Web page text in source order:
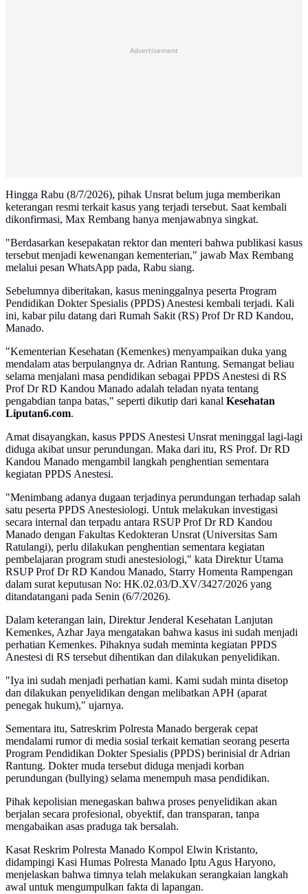
Advertisement
Hingga Rabu (8/7/2026), pihak Unsrat belum juga memberikan
keterangan resmi terkait kasus yang terjadi tersebut. Saat kembali
dikonfirmasi, Max Rembang hanya menjawabnya singkat.
"Berdasarkan kesepakatan rektor dan menteri bahwa publikasi kasus
tersebut menjadi kewenangan kementerian," jawab Max Rembang
melalui pesan WhatsApp pada, Rabu siang.
Sebelumnya diberitakan, kasus meninggalnya peserta Program
Pendidikan Dokter Spesialis (PPDS) Anestesi kembali terjadi. Kali
ini, kabar pilu datang dari Rumah Sakit (RS) Prof Dr RD Kandou,
Manado.
"Kementerian Kesehatan (Kemenkes) menyampaikan duka yang
mendalam atas berpulangnya dr. Adrian Rantung. Semangat beliau
selama menjalani masa pendidikan sebagai PPDS Anestesi di RS
Prof Dr RD Kandou Manado adalah teladan nyata tentang
pengabdian tanpa batas," seperti dikutip dari kanal Kesehatan
Liputan6.com.
Amat disayangkan, kasus PPDS Anestesi Unsrat meninggal lagi-lagi
diduga akibat unsur perundungan. Maka dari itu, RS Prof. Dr RD
Kandou Manado mengambil langkah penghentian sementara
kegiatan PPDS Anestesi.
"Menimbang adanya dugaan terjadinya perundungan terhadap salah
satu peserta PPDS Anestesiologi. Untuk melakukan investigasi
secara internal dan terpadu antara RSUP Prof Dr RD Kandou
Manado dengan Fakultas Kedokteran Unsrat (Universitas Sam
Ratulangi), perlu dilakukan penghentian sementara kegiatan
pembelajaran program studi anestesiologi," kata Direktur Utama
RSUP Prof Dr RD Kandou Manado, Starry Homenta Rampengan
dalam surat keputusan No: HK.02.03/D.XV/3427/2026 yang
ditandatangani pada Senin (6/7/2026).
Dalam keterangan lain, Direktur Jenderal Kesehatan Lanjutan
Kemenkes, Azhar Jaya mengatakan bahwa kasus ini sudah menjadi
perhatian Kemenkes. Pihaknya sudah meminta kegiatan PPDS
Anestesi di RS tersebut dihentikan dan dilakukan penyelidikan.
"Iya ini sudah menjadi perhatian kami. Kami sudah minta disetop
dan dilakukan penyelidikan dengan melibatkan APH (aparat
penegak hukum)," ujarnya.
Sementara itu, Satreskrim Polresta Manado bergerak cepat
mendalami rumor di media sosial terkait kematian seorang peserta
Program Pendidikan Dokter Spesialis (PPDS) berinisial dr Adrian
Rantung. Dokter muda tersebut diduga menjadi korban
perundungan (bullying) selama menempuh masa pendidikan.
Pihak kepolisian menegaskan bahwa proses penyelidikan akan
berjalan secara profesional, obyektif, dan transparan, tanpa
mengabaikan asas praduga tak bersalah.
Kasat Reskrim Polresta Manado Kompol Elwin Kristanto,
didampingi Kasi Humas Polresta Manado Iptu Agus Haryono,
menjelaskan bahwa timnya telah melakukan serangkaian langkah
awal untuk mengumpulkan fakta di lapangan.